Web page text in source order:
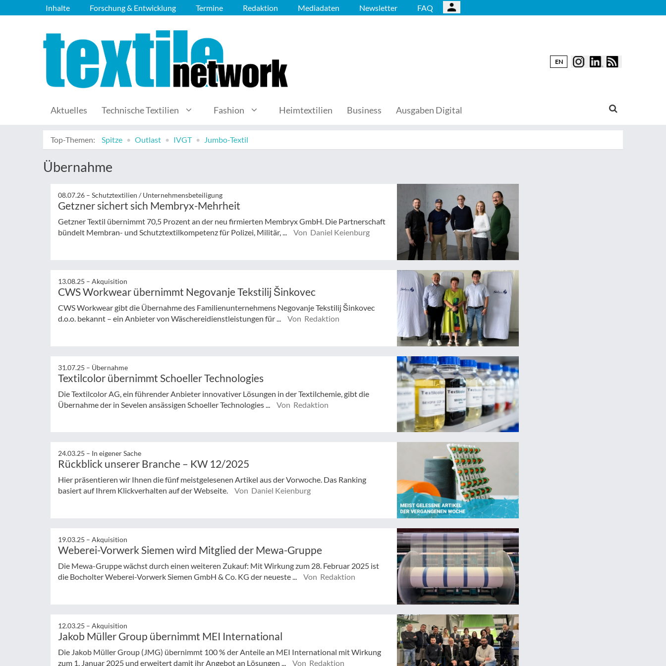
Inhalte Forschung & Entwicklung Termine Redaktion Mediadaten Newsletter FAQ
EN
Aktuelles Technische Textilien Fashion Heimtextilien Business Ausgaben Digital
Top-Themen: Spitze Outlast IVGT Jumbo-Textil
Übernahme
08.07.26 – Schutztextilien / Unternehmensbeteiligung
Getzner sichert sich Membryx-Mehrheit
Getzner Textil übernimmt 70,5 Prozent an der neu firmierten Membryx GmbH. Die Partnerschaft
bündelt Membran- und Schutztextilkompetenz für Polizei, Militär, ...
Von Daniel Keienburg
13.08.25 – Akquisition
CWS Workwear übernimmt Negovanje Tekstilij Šinkovec
CWS Workwear gibt die Übernahme des Familienunternehmens Negovanje Tekstilij Šinkovec
d.o.o. bekannt – ein Anbieter von Wäschereidienstleistungen für ...
Von Redaktion
31.07.25 – Übernahme
Textilcolor übernimmt Schoeller Technologies
Die Textilcolor AG, ein führender Anbieter innovativer Lösungen in der Textilchemie, gibt die
Übernahme der in Sevelen ansässigen Schoeller Technologies ...
Von Redaktion
24.03.25 – In eigener Sache
Rückblick unserer Branche – KW 12/2025
Hier präsentieren wir Ihnen die fünf meistgelesenen Artikel aus der Vorwoche. Das Ranking
basiert auf Ihrem Klickverhalten auf der Webseite.
Von Daniel Keienburg
19.03.25 – Akquisition
Weberei-Vorwerk Siemen wird Mitglied der Mewa-Gruppe
Die Mewa-Gruppe wächst durch einen weiteren Zukauf: Mit Wirkung zum 28. Februar 2025 ist
die Bocholter Weberei-Vorwerk Siemen GmbH & Co. KG der neueste ...
Von Redaktion
12.03.25 – Akquisition
Jakob Müller Group übernimmt MEI International
Die Jakob Müller Group (JMG) übernimmt 100 % der Anteile an MEI International mit Wirkung
zum 1. Januar 2025 und erweitert damit ihr Angebot an Lösungen ...
Von Redaktion